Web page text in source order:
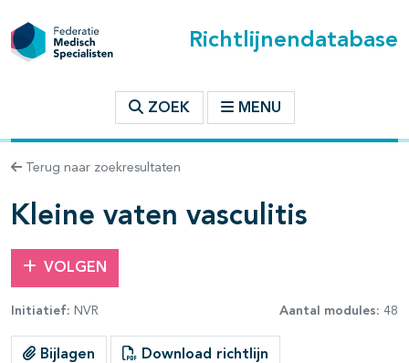
Richtlijnendatabase
ZOEK MENU
Terug naar zoekresultaten
Kleine vaten vasculitis
VOLGEN
Initiatief: NVR Aantal modules: 48
Bijlagen Download richtlijn
binnen deze richtlijn